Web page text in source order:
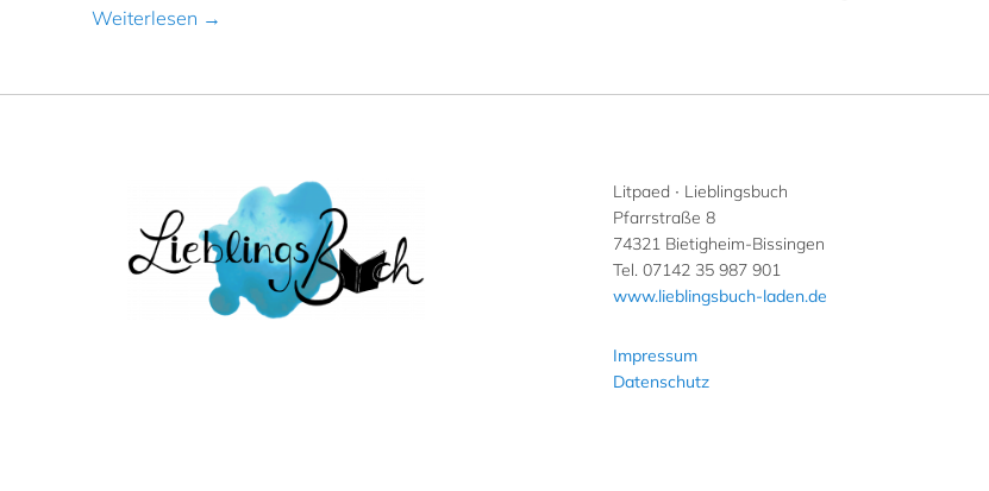
Weiterlesen →
Litpaed ∙ Lieblingsbuch
Pfarrstraße 8
74321 Bietigheim-Bissingen
Tel. 07142 35 987 901
www.lieblingsbuch-laden.de
Impressum
Datenschutz